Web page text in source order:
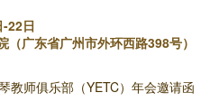
22日
广东省广州市外环西路398号）